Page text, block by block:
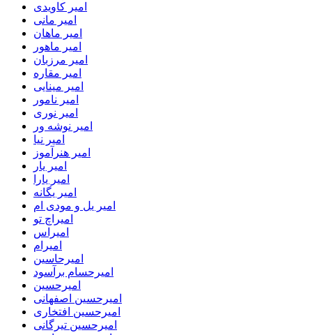
امیر کاویدی
امیر مانی
امیر ماهان
امیر ماهور
امیر مرزبان
امیر مقاره
امیر مینایی
امیر نامور
امیر نوری
امیر نوشه ور
امیر نیا
امیر هنرآموز
امیر یار
امیر یارا
امیر یگانه
امیر یل و مودی ام
امیراچ تو
امیراس
امیرام
امیرحاسین
امیرحسام برآسود
امیرحسین
امیرحسین اصفهانی
امیرحسین افتخاری
امیرحسین تیرگانی